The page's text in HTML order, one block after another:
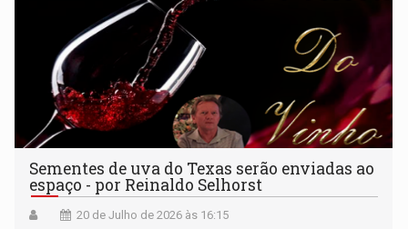
Sementes de uva do Texas serão enviadas ao
espaço - por Reinaldo Selhorst
20 de Julho de 2026 às 16:15